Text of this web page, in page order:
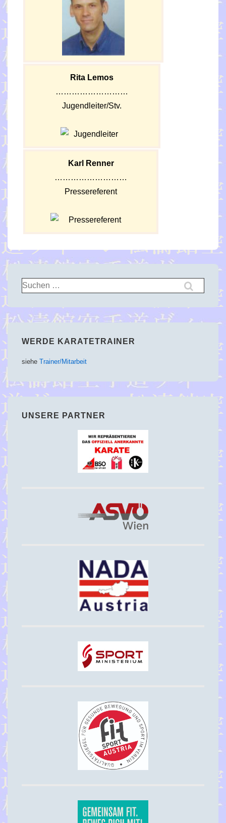
Rita Lemos
………………………
Jugendleiter/Stv.
Karl Renner
………………………
Pressereferent
Suchen
nach:
WERDE KARATETRAINER
siehe Trainer/Mitarbeit
UNSERE PARTNER